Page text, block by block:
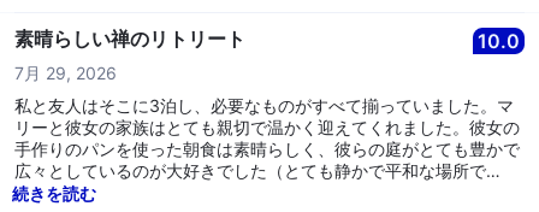
素晴らしい禅のリトリート 10.0
7月 29, 2026
私と友人はそこに3泊し、必要なものがすべて揃っていました。マ
リーと彼女の家族はとても親切で温かく迎えてくれました。彼女の
手作りのパンを使った朝食は素晴らしく、彼らの庭がとても豊かで
広々としているのが大好きでした（とても静かで平和な場所で
す）！彼らは私たちを町の市場に連れて行き、チャンダオで最高の
続きを読む